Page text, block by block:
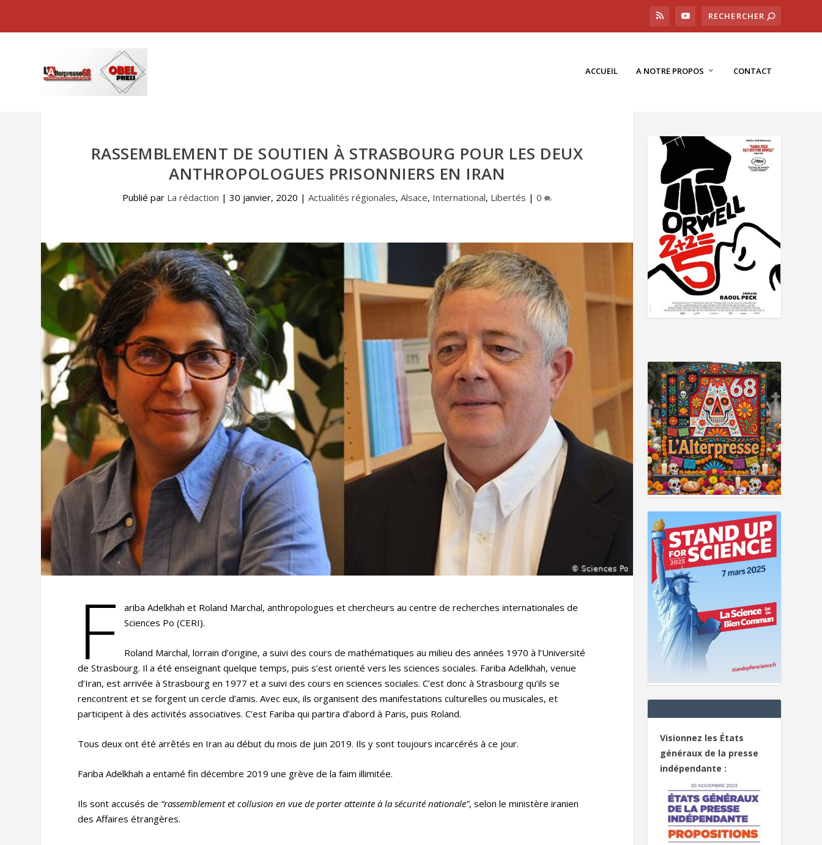
ACCUEIL A NOTRE PROPOS CONTACT
RASSEMBLEMENT DE SOUTIEN À STRASBOURG POUR LES DEUX
ANTHROPOLOGUES PRISONNIERS EN IRAN
Publié par La rédaction |30 janvier, 2020 |Actualités régionales,Alsace, International, Libertés |0
F
ariba Adelkhah et Roland Marchal, anthropologues et chercheurs au centre de recherches internationales de
Sciences Po (CERI).
Roland Marchal, lorrain d’origine, a suivi des cours de mathématiques au milieu des années 1970 à l’Université
de Strasbourg. Il a été enseignant quelque temps, puis s’est orienté vers les sciences sociales. Fariba Adelkhah, venue
d’Iran, est arrivée à Strasbourg en 1977 et a suivi des cours en sciences sociales. C’est donc à Strasbourg qu’ils se
rencontrent et se forgent un cercle d’amis. Avec eux, ils organisent des manifestations culturelles ou musicales, et
participent à des activités associatives. C’est Fariba qui partira d’abord à Paris, puis Roland.
Tous deux ont été arrêtés en Iran au début du mois de juin 2019. Ils y sont toujours incarcérés à ce jour.
Fariba Adelkhah a entamé fin décembre 2019 une grève de la faim illimitée.
Ils sont accusés de “rassemblement et collusion en vue de porter atteinte à la sécurité nationale”, selon le ministère iranien
des Affaires étrangères.
Visionnez les États
généraux de la presse
indépendante :